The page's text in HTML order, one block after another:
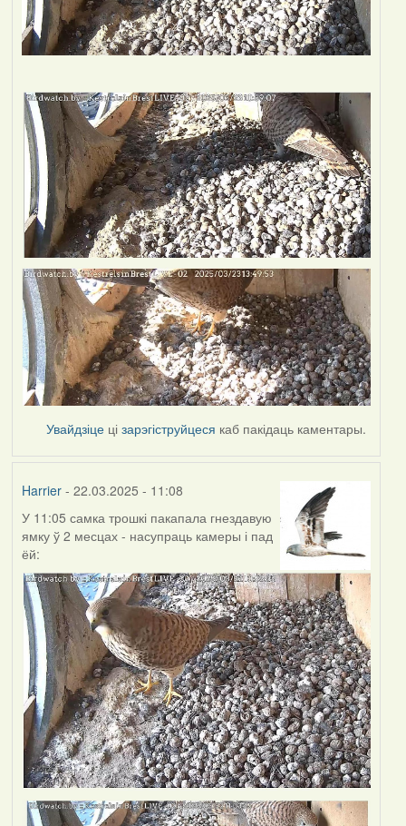
Увайдзіце цізарэгіструйцеся каб пакідаць каментары.
Harrier- 22.03.2025 - 11:08
У 11:05 самка трошкі пакапала гнездавую
ямку ў 2 месцах - насупраць камеры і пад
ёй: